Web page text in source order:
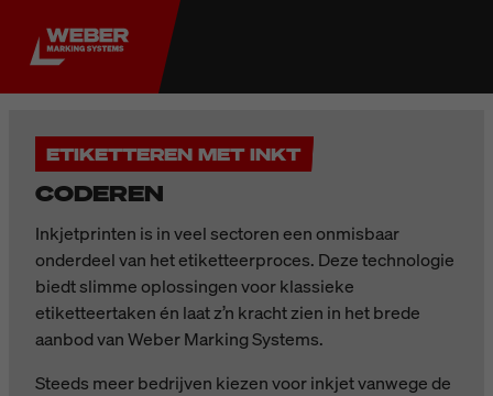
ETIKETTEREN MET INKT
CODEREN
Inkjetprinten is in veel sectoren een onmisbaar
onderdeel van het etiketteerproces. Deze technologie
biedt slimme oplossingen voor klassieke
etiketteertaken én laat z’n kracht zien in het brede
aanbod van Weber Marking Systems.
Steeds meer bedrijven kiezen voor inkjet vanwege de